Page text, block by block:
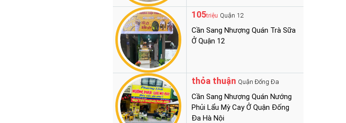
105triệu Quận 12
Cần Sang Nhượng Quán Trà Sữa
Ở Quận 12
thỏa thuận Quận Đống Đa
Cần Sang Nhượng Quán Nướng
Phủi Lẩu Mỳ Cay Ở Quận Đống
Đa Hà Nội